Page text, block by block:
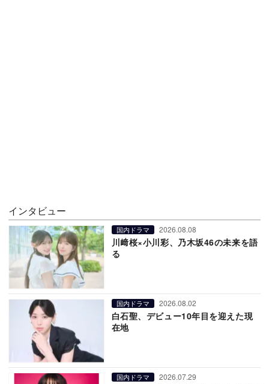
インタビュー
国内ドラマ 2026.08.08
川﨑桜×小川彩、乃木坂46の未来を語
る
国内ドラマ 2026.08.02
白石聖、デビュー10年目を迎えた現
在地
国内ドラマ 2026.07.29